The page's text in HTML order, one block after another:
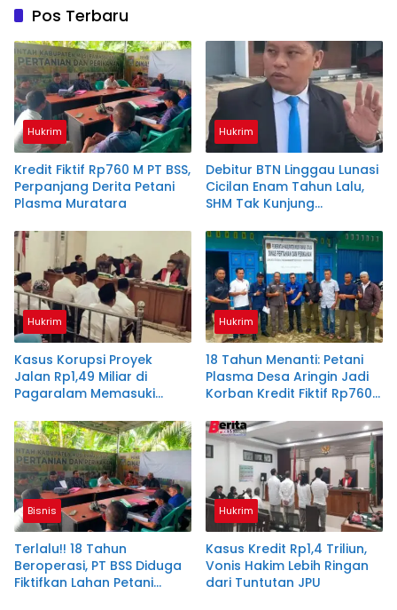
Pos Terbaru
Hukrim
Kredit Fiktif Rp760 M PT BSS,
Perpanjang Derita Petani
Plasma Muratara
Hukrim
Debitur BTN Linggau Lunasi
Cicilan Enam Tahun Lalu,
SHM Tak Kunjung
Hukrim
Kasus Korupsi Proyek
Jalan Rp1,49 Miliar di
Pagaralam Memasuki
Terdakwa Dituntut 2,5
Tahun Penjara
Hukrim
18 Tahun Menanti: Petani
Plasma Desa Aringin Jadi
Korban Kredit Fiktif Rp760
Bisnis
Terlalu!! 18 Tahun
Beroperasi, PT BSS Diduga
Fiktifkan Lahan Petani
Hukrim
Kasus Kredit Rp1,4 Triliun,
Vonis Hakim Lebih Ringan
dari Tuntutan JPU